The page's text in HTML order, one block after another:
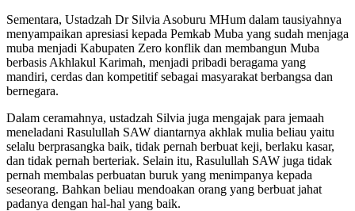
Sementara, Ustadzah Dr Silvia Asoburu MHum dalam tausiyahnya
menyampaikan apresiasi kepada Pemkab Muba yang sudah menjaga
muba menjadi Kabupaten Zero konflik dan membangun Muba
berbasis Akhlakul Karimah, menjadi pribadi beragama yang
mandiri, cerdas dan kompetitif sebagai masyarakat berbangsa dan
bernegara.
Dalam ceramahnya, ustadzah Silvia juga mengajak para jemaah
meneladani Rasulullah SAW diantarnya akhlak mulia beliau yaitu
selalu berprasangka baik, tidak pernah berbuat keji, berlaku kasar,
dan tidak pernah berteriak. Selain itu, Rasulullah SAW juga tidak
pernah membalas perbuatan buruk yang menimpanya kepada
seseorang. Bahkan beliau mendoakan orang yang berbuat jahat
padanya dengan hal-hal yang baik.